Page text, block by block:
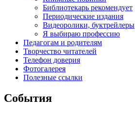
Библиотекарь рекомендует
Периодические издания
Видеоролики, буктрейлеры
Я выбираю профессию
Педагогам и родителям
Творчество читателей
Телефон доверия
Фотогалерея
Полезные ссылки
События